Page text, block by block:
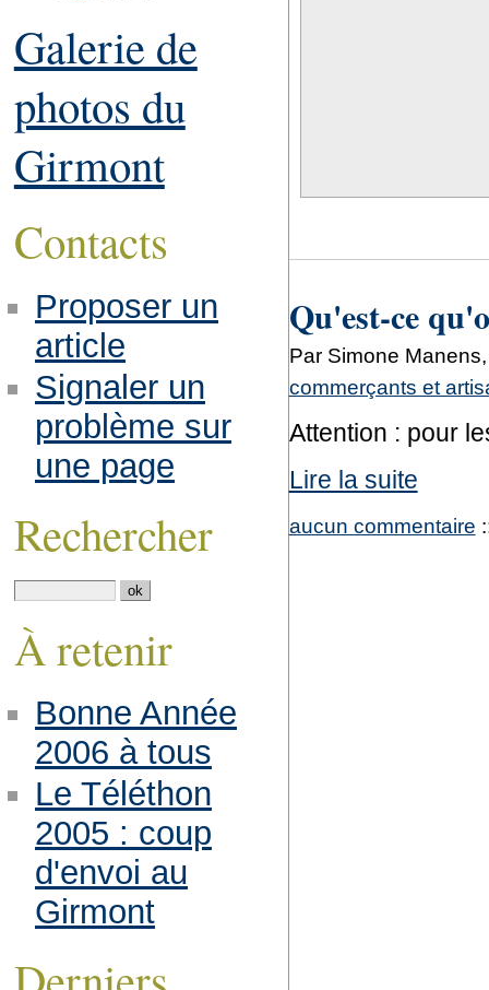
Qu'est-ce
Par Simone
commerçants et
Attention : pour
Lire la suite
aucun commentaire
Galerie de
photos du
Girmont
Contacts
Proposer un
article
Signaler un
problème sur
une page
Rechercher
À retenir
Bonne Année
2006 à tous
Le Téléthon
2005 : coup
d'envoi au
Girmont